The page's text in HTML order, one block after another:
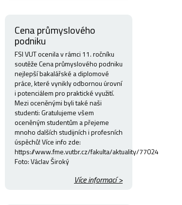
Cena průmyslového
podniku
FSI VUT ocenila v rámci 11. ročníku
soutěže Cena průmyslového podniku
nejlepší bakalářské a diplomové
práce, které vynikly odbornou úrovní
i potenciálem pro praktické využití.
Mezi oceněnými byli také naši
studenti: Gratulujeme všem
oceněným studentům a přejeme
mnoho dalších studijních i profesních
úspěchů! Více info zde:
https://www.fme.vutbr.cz/fakulta/aktuality/77024
Foto: Václav Široký
Více informací >